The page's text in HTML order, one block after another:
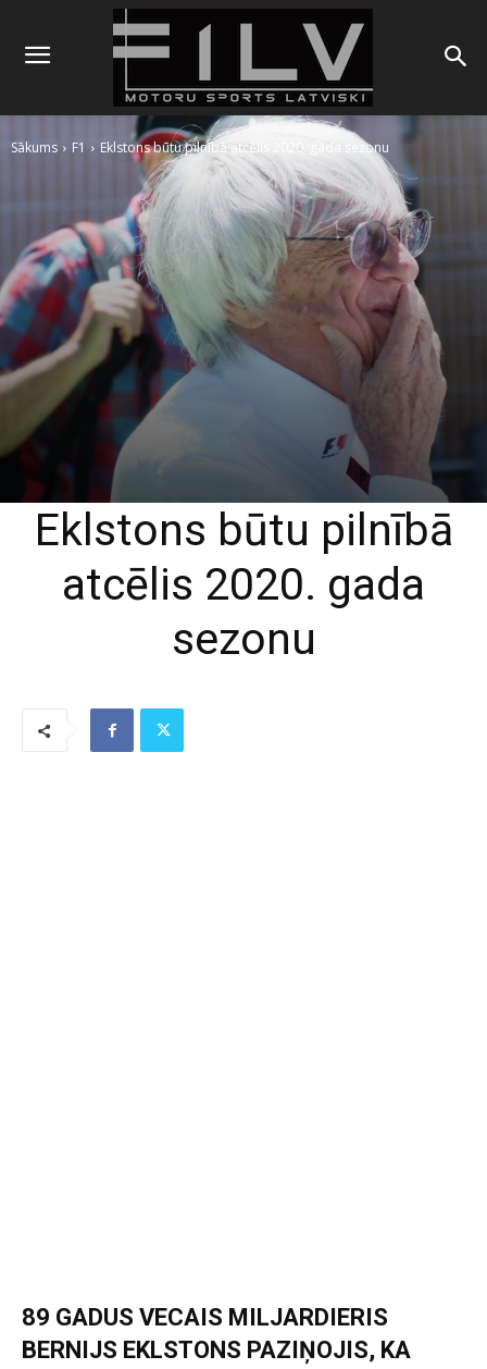
Sākums F1 Eklstons būtu pilnībā atcēlis 2020. gada sezonu
Eklstons būtu pilnībā
atcēlis 2020. gada
sezonu
89 GADUS VECAIS MILJARDIERIS
BERNIJS EKLSTONS PAZIŅOJIS, KA